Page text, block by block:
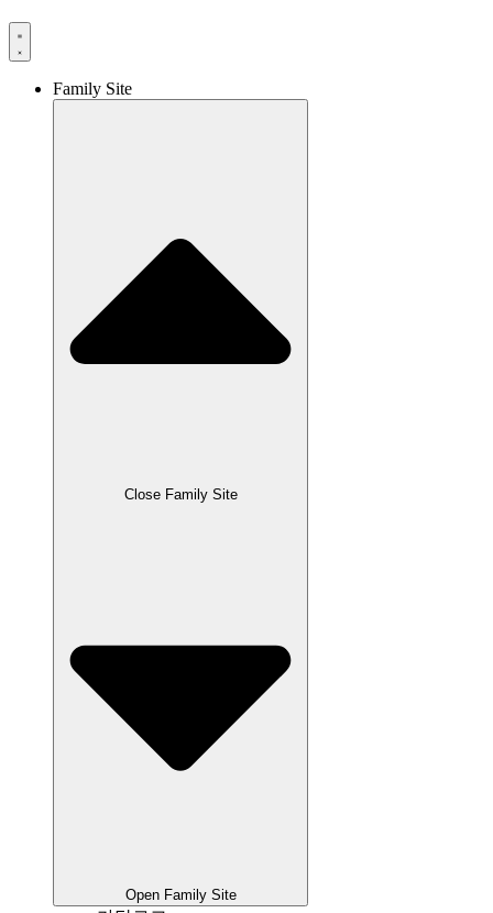
Family Site
Close Family Site
Open Family Site